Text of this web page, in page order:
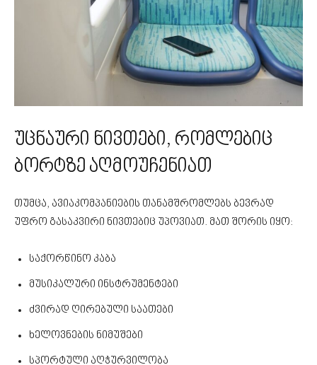
უცნაური ნივთები, რომლებიც
ბორტზე აღმოუჩენიათ
თუმცა, ავიაკომპანიების თანამშრომლებს ბევრად
უფრო გასაკვირი ნივთებიც უპოვიათ. მათ შორის იყო:
საქორწინო კაბა
მუსიკალური ინსტრუმენტები
ძვირად ღირებული საათები
ხელოვნების ნიმუშები
სპორტული აღჭურვილობა